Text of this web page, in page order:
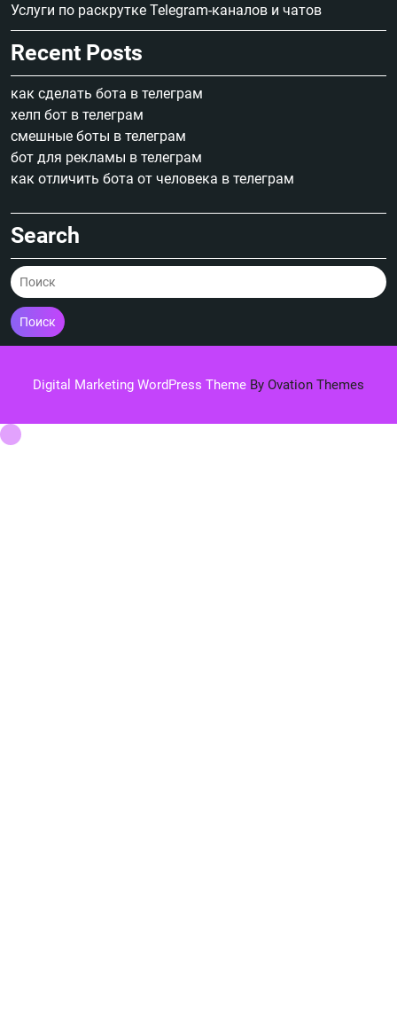
Услуги по раскрутке Telegram-каналов и чатов
Recent Posts
как сделать бота в телеграм
хелп бот в телеграм
смешные боты в телеграм
бот для рекламы в телеграм
как отличить бота от человека в телеграм
Search
Поиск
Digital Marketing WordPress Theme By Ovation Themes